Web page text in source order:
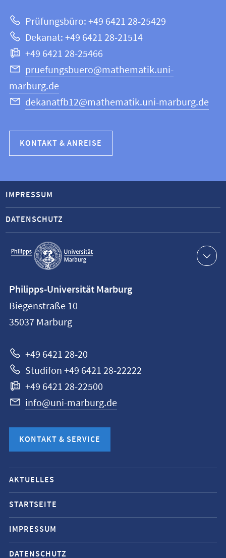
Website
und
Informatik
Prüfungsbüro: +49 6421 28-25429
Dekanat: +49 6421 28-21514
+49 6421 28-25466
pruefungsbuero@mathematik.uni-
marburg.de
dekanatfb12@mathematik.uni-marburg.de
KONTAKT & ANREISE
Service-
Navigation
IMPRESSUM
DATENSCHUTZ
Philipps-
Universität
Marburg
Philipps-Universität Marburg
Biegenstraße 10
35037 Marburg
+49 6421 28-20
Studifon +49 6421 28-22222
+49 6421 28-22500
info@uni-marburg.de
KONTAKT & SERVICE
Mobile-
Service-
Navigation
und
Social
Media
AKTUELLES
STARTSEITE
IMPRESSUM
DATENSCHUTZ